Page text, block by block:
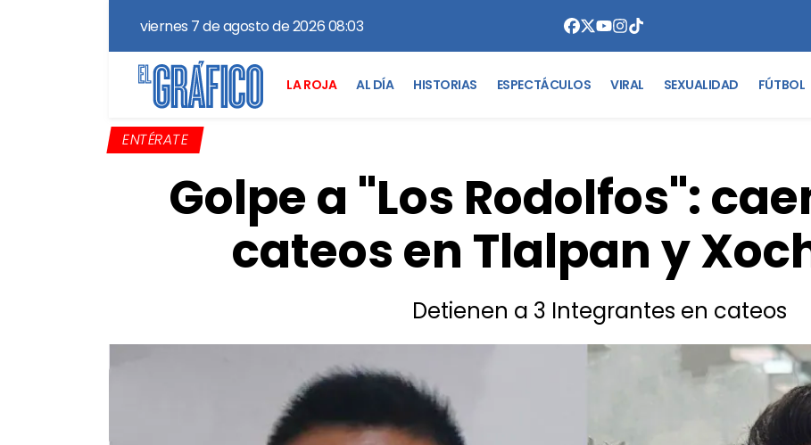
viernes 7 de agosto de 2026 08:03
LA ROJA AL DÍA HISTORIAS ESPECTÁCULOS VIRAL SEXUALIDAD FÚTBOL
ENTÉRATE
Golpe a "Los Rodolfos":
cateos en Tlalpan y
Detienen a 3 Integrantes en cateos